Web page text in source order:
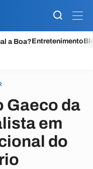
a Boa?Entretenimento
Gaeco da
em
do